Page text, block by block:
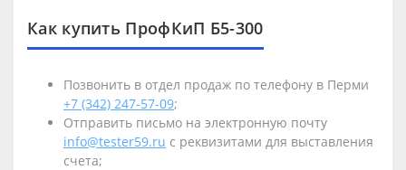
Как купить ПрофКиП Б5-300
Позвонить в отдел продаж по телефону в Перми
+7 (342) 247-57-09;
Отправить письмо на электронную почту
info@tester59.ru с реквизитами для выставления
счета;